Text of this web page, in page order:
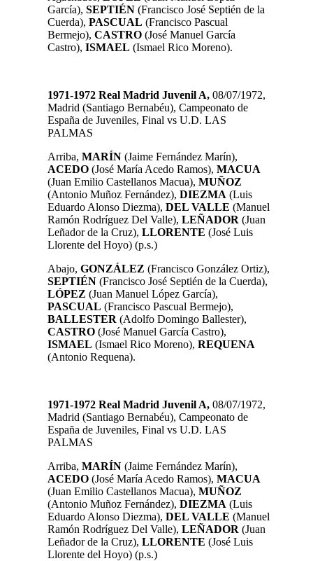
García), SEPTIÉN (Francisco José Septién de la
Cuerda), PASCUAL (Francisco Pascual
Bermejo), CASTRO (José Manuel García
Castro), ISMAEL (Ismael Rico Moreno).
1971-1972 Real Madrid Juvenil A, 08/07/1972,
Madrid (Santiago Bernabéu), Campeonato de
España de Juveniles, Final vs U.D. LAS
PALMAS
Arriba, MARÍN (Jaime Fernández Marín),
ACEDO (José María Acedo Ramos), MACUA
(Juan Emilio Castellanos Macua), MUÑOZ
(Antonio Muñoz Fernández), DIEZMA (Luis
Eduardo Alonso Diezma), DEL VALLE (Manuel
Ramón Rodríguez Del Valle), LEÑADOR (Juan
Leñador de la Cruz), LLORENTE (José Luis
Llorente del Hoyo) (p.s.)
Abajo, GONZÁLEZ (Francisco González Ortiz),
SEPTIÉN (Francisco José Septién de la Cuerda),
LÓPEZ (Juan Manuel López García),
PASCUAL (Francisco Pascual Bermejo),
BALLESTER (Adolfo Domingo Ballester),
CASTRO (José Manuel García Castro),
ISMAEL (Ismael Rico Moreno), REQUENA
(Antonio Requena).
1971-1972 Real Madrid Juvenil A, 08/07/1972,
Madrid (Santiago Bernabéu), Campeonato de
España de Juveniles, Final vs U.D. LAS
PALMAS
Arriba, MARÍN (Jaime Fernández Marín),
ACEDO (José María Acedo Ramos), MACUA
(Juan Emilio Castellanos Macua), MUÑOZ
(Antonio Muñoz Fernández), DIEZMA (Luis
Eduardo Alonso Diezma), DEL VALLE (Manuel
Ramón Rodríguez Del Valle), LEÑADOR (Juan
Leñador de la Cruz), LLORENTE (José Luis
Llorente del Hoyo) (p.s.)